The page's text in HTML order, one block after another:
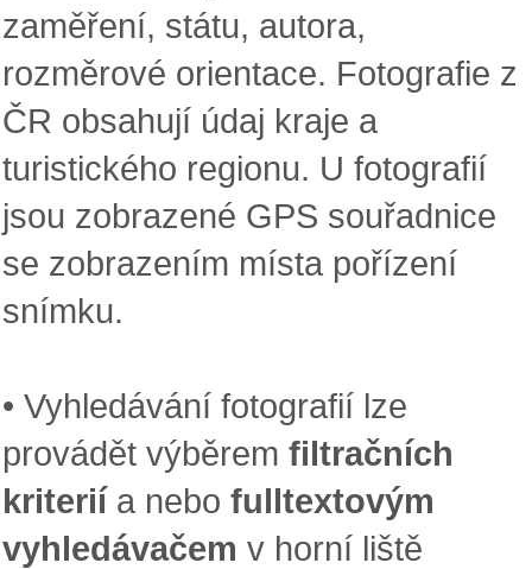
zaměření, státu, autora,
rozměrové orientace. Fotografie z
ČR obsahují údaj kraje a
turistického regionu. U fotografií
jsou zobrazené GPS souřadnice
se zobrazením místa pořízení
snímku.
• Vyhledávání fotografií lze
provádět výběrem filtračních
kriteriía nebo fulltextovým
vyhledávačem v horní liště